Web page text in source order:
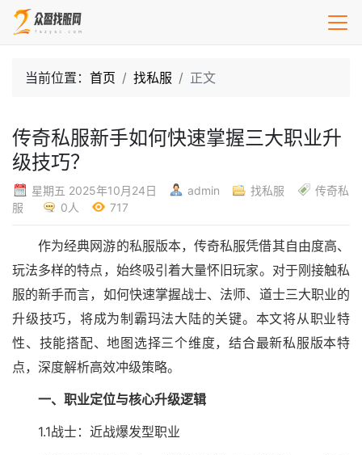
当前位置： 首页 找私服 正文
传奇私服新手如何快速掌握三大职业升
级技巧？
星期五 2025年10月24日 admin 找私服
传奇私
服
0人 717
作为经典网游的私服版本，传奇私服凭借其自由度高、
玩法多样的特点，始终吸引着大量怀旧玩家。对于刚接触私
服的新手而言，如何快速掌握战士、法师、道士三大职业的
升级技巧，将成为制霸玛法大陆的关键。本文将从职业特
性、技能搭配、地图选择三个维度，结合最新私服版本特
点，深度解析高效冲级策略。
一、职业定位与核心升级逻辑
1.1战士：近战爆发型职业